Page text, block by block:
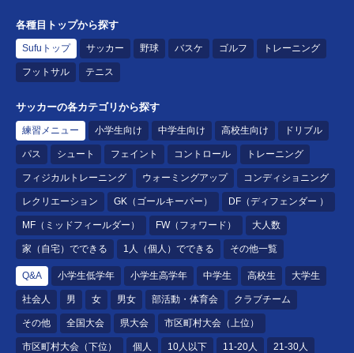
各種目トップから探す
Sufuトップ サッカー 野球 バスケ ゴルフ トレーニング
フットサル テニス
サッカーの各カテゴリから探す
練習メニュー 小学生向け 中学生向け 高校生向け ドリブル
パス シュート フェイント コントロール トレーニング
フィジカルトレーニング ウォーミングアップ コンディショニング
レクリエーション GK（ゴールキーパー） DF（ディフェンダー ）
MF（ミッドフィールダー） FW（フォワード） 大人数
家（自宅）でできる 1人（個人）でできる その他一覧
Q&A 小学生低学年 小学生高学年 中学生 高校生 大学生
社会人 男 女 男女 部活動・体育会 クラブチーム
その他 全国大会 県大会 市区町村大会（上位）
市区町村大会（下位） 個人 10人以下 11-20人 21-30人